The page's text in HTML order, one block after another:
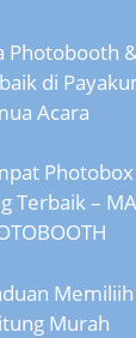
Photobooth
di
Acara
Terbaik –
Murah